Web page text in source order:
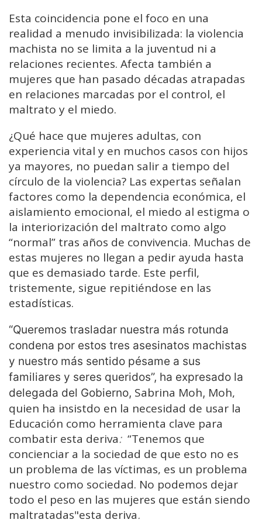
Esta coincidencia pone el foco en una
realidad a menudo invisibilizada: la violencia
machista no se limita a la juventud ni a
relaciones recientes. Afecta también a
mujeres que han pasado décadas atrapadas
en relaciones marcadas por el control, el
maltrato y el miedo.
¿Qué hace que mujeres adultas, con
experiencia vital y en muchos casos con hijos
ya mayores, no puedan salir a tiempo del
círculo de la violencia? Las expertas señalan
factores como la dependencia económica, el
aislamiento emocional, el miedo al estigma o
la interiorización del maltrato como algo
“normal” tras años de convivencia. Muchas de
estas mujeres no llegan a pedir ayuda hasta
que es demasiado tarde. Este perfil,
tristemente, sigue repitiéndose en las
estadísticas.
“Queremos trasladar nuestra más rotunda
condena por estos tres asesinatos machistas
y nuestro más sentido pésame a sus
familiares y seres queridos”, ha expresado la
delegada del Gobierno, Sabrina Moh, Moh,
quien ha insistdo en la necesidad de usar la
Educación como herramienta clave para
combatir esta deriva: “Tenemos que
concienciar a la sociedad de que esto no es
un problema de las víctimas, es un problema
nuestro como sociedad. No podemos dejar
todo el peso en las mujeres que están siendo
maltratadas"esta deriva.